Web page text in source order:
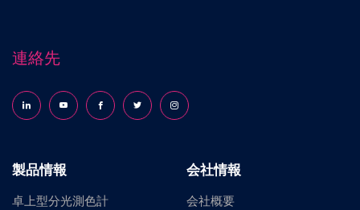
連絡先
Follow us on LinkedInFollow us on YouTubeFollow us on Facebook
Follow us on X (formerly Twitter)
Follow us on Instagram
製品情報
卓上型分光測色計
会社情報
会社概要